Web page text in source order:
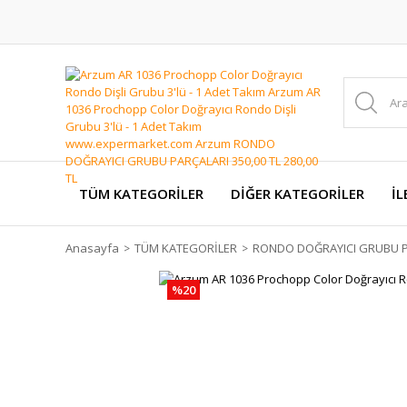
TÜM KATEGORİLER DİĞER KATEGORİLER
Anasayfa TÜM KATEGORİLER RONDO DOĞRAYICI GRUBU
%20